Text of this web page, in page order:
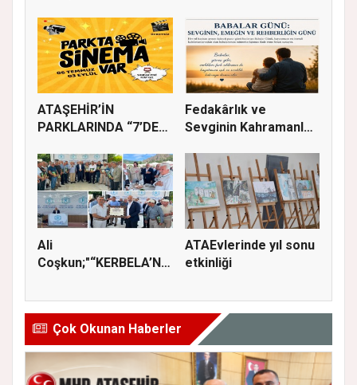
ATAŞEHİR’İN
PARKLARINDA “7’DEN
Fedakârlık ve
Sevginin Kahramanları
Ali
Coşkun;"“KERBELA’NIN
HA...
ATAEvlerinde yıl sonu
etkinliği
Çok Okunan Haberler